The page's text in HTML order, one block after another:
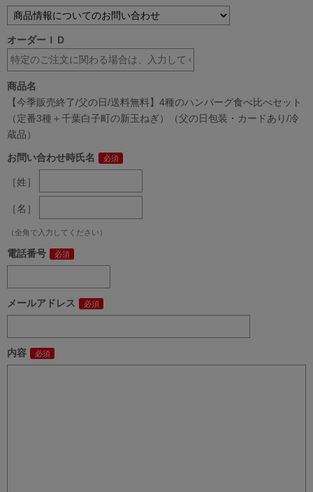
オーダーＩＤ
商品名
【今季販売終了/父の日/送料無料】4種のハンバーグ食べ比べセット
（定番3種＋千葉白子町の新玉ねぎ）（父の日包装・カードあり/冷
蔵品）
お問い合わせ時氏名
［姓］
［名］
（全角で入力してください）
電話番号
メールアドレス
内容